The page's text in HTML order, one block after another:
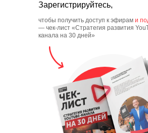
Зарегистрируйтесь,
чтобы получить доступ к эфирам и
— чек-лист «Стратегия развития
канала на 30 дней»